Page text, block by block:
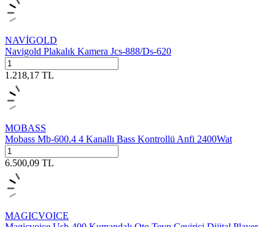
NAVİGOLD
Navigold Plakalık Kamera Jcs-888/Ds-620
1.218,17 TL
MOBASS
Mobass Mb-600.4 4 Kanallı Bass Kontrollü Anfi 2400Wat
6.500,09 TL
MAGICVOICE